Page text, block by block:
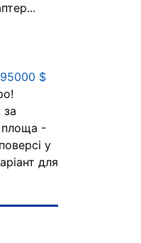
$
за
площа -
у
для